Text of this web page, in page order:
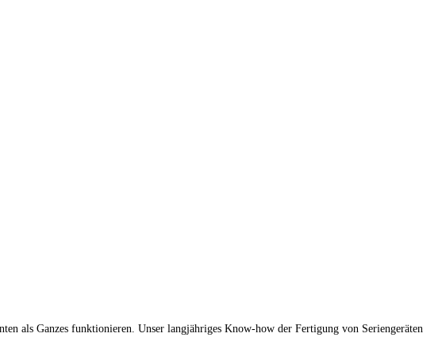
als Ganzes funktionieren. Unser langjähriges Know-how der Fertigung von Seriengeräten